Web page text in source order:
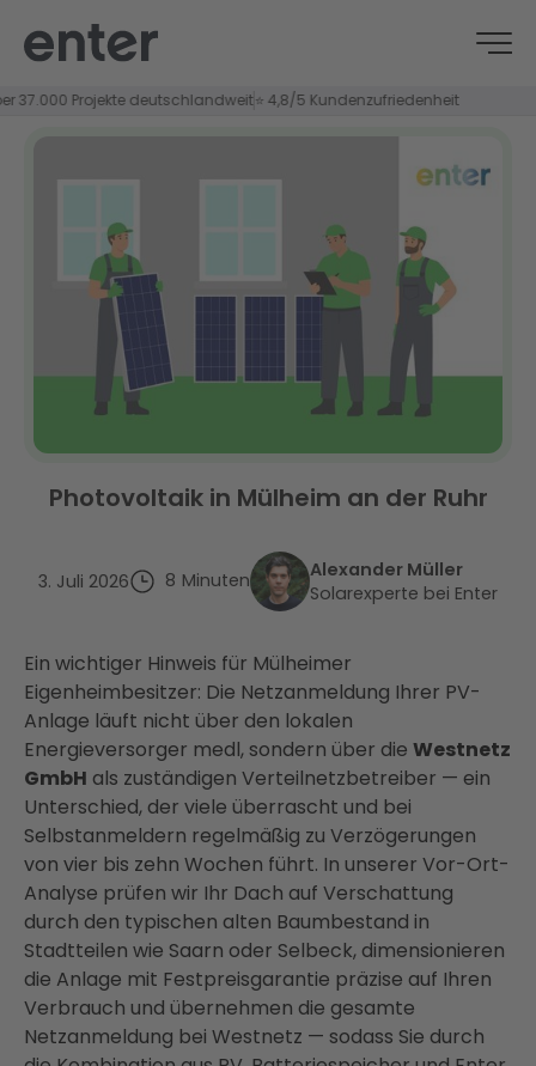
Projekte deutschlandweit⭐ 4,8/5 Kundenzufriedenheit
Photovoltaik in Mülheim an der Ruhr
3. Juli 2026 8 Minuten
Alexander Müller
Solarexperte bei Enter
Ein wichtiger Hinweis für Mülheimer
Eigenheimbesitzer: Die Netzanmeldung Ihrer PV-
Anlage läuft nicht über den lokalen
Energieversorger medl, sondern über die Westnetz
GmbH als zuständigen Verteilnetzbetreiber — ein
Unterschied, der viele überrascht und bei
Selbstanmeldern regelmäßig zu Verzögerungen
von vier bis zehn Wochen führt. In unserer Vor-Ort-
Analyse prüfen wir Ihr Dach auf Verschattung
durch den typischen alten Baumbestand in
Stadtteilen wie Saarn oder Selbeck, dimensionieren
die Anlage mit Festpreisgarantie präzise auf Ihren
Verbrauch und übernehmen die gesamte
Netzanmeldung bei Westnetz — sodass Sie durch